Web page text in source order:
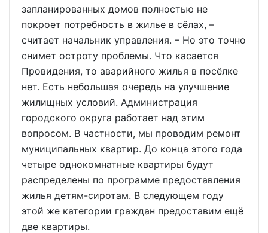
запланированных домов полностью не
покроет потребность в жилье в сёлах, –
считает начальник управления. – Но это точно
снимет остроту проблемы. Что касается
Провидения, то аварийного жилья в посёлке
нет. Есть небольшая очередь на улучшение
жилищных условий. Администрация
городского округа работает над этим
вопросом. В частности, мы проводим ремонт
муниципальных квартир. До конца этого года
четыре однокомнатные квартиры будут
распределены по программе предоставления
жилья детям-сиротам. В следующем году
этой же категории граждан предоставим ещё
две квартиры.